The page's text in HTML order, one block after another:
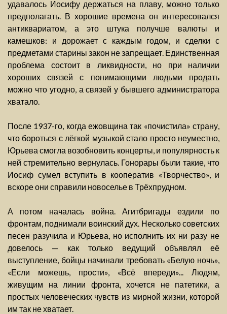
удавалось Иосифу держаться на плаву, можно только
предполагать. В хорошие времена он интересовался
антиквариатом, а это штука получше валюты и
камешков: и дорожает с каждым годом, и сделки с
предметами старины закон не запрещает. Единственная
проблема состоит в ликвидности, но при наличии
хороших связей с понимающими людьми продать
можно что угодно, а связей у бывшего администратора
хватало.
После 1937-го, когда ежовщина так «почистила» страну,
что бороться с лёгкой музыкой стало просто неуместно,
Юрьева смогла возобновить концерты, и популярность к
ней стремительно вернулась. Гонорары были такие, что
Иосиф сумел вступить в кооператив «Творчество», и
вскоре они справили новоселье в Трёхпрудном.
А потом началась война. Агитбригады ездили по
фронтам, поднимали воинский дух. Несколько советских
песен разучила и Юрьева, но исполнить их ни разу не
довелось — как только ведущий объявлял её
выступление, бойцы начинали требовать «Белую ночь»,
«Если можешь, прости», «Всё впереди»... Людям,
живущим на линии фронта, хочется не патетики, а
простых человеческих чувств из мирной жизни, которой
им так не хватает.